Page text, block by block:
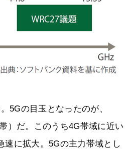
5Gの目玉となったのが、
）だ。このうち4G帯域に近い
速に拡大。5Gの主力帯域とし